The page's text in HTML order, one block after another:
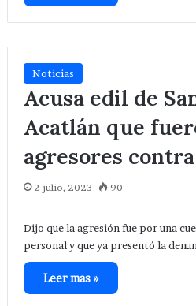
Noticias
Acusa edil de
Acatlán que
agresores
2 julio, 2023 90
Dijo que la agresión fue por una
personal y que ya presentó la
Leer mas »